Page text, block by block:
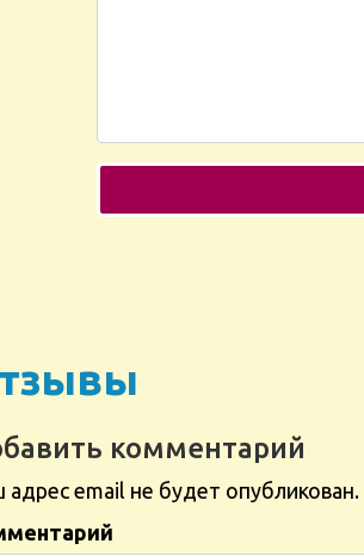
комментарий
адрес email не будет опубликован.